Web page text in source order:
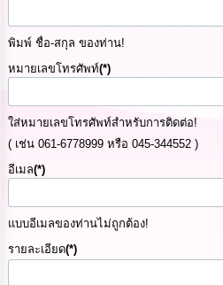
จัด
ซื้อ
จัด
จ้าง
การ
เงิน
คลัง
นโยบาย
No
Gift
Policy
พิมพ์ ชื่อ-สกุล ของท่าน!
หมายเลขโทรศัพท์(*)
ใส่หมายเลขโทรศัพท์สำหรับการติดต่อ!
( เช่น 061-6778999 หรือ 045-344552 )
อีเมล(*)
แบบอีเมลของท่านไม่ถูกต้อง!
รายละเอียด(*)